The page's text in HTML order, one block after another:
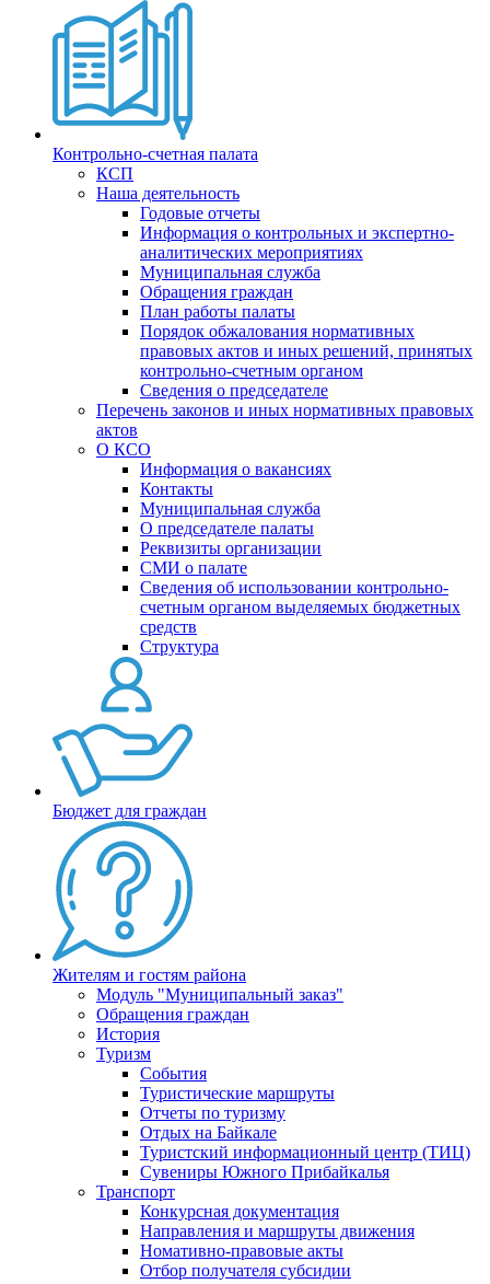
Контрольно-счетная палата
КСП
Наша деятельность
Годовые отчеты
Информация о контрольных и экспертно-
аналитических мероприятиях
Муниципальная служба
Обращения граждан
План работы палаты
Порядок обжалования нормативных
правовых актов и иных решений, принятых
контрольно-счетным органом
Сведения о председателе
Перечень законов и иных нормативных правовых
актов
О КСО
Информация о вакансиях
Контакты
Муниципальная служба
О председателе палаты
Реквизиты организации
СМИ о палате
Сведения об использовании контрольно-
счетным органом выделяемых бюджетных
средств
Структура
Бюджет для граждан
Жителям и гостям района
Модуль "Муниципальный заказ"
Обращения граждан
История
Туризм
События
Туристические маршруты
Отчеты по туризму
Отдых на Байкале
Туристский информационный центр (ТИЦ)
Сувениры Южного Прибайкалья
Транспорт
Конкурсная документация
Направления и маршруты движения
Номативно-правовые акты
Отбор получателя субсидии